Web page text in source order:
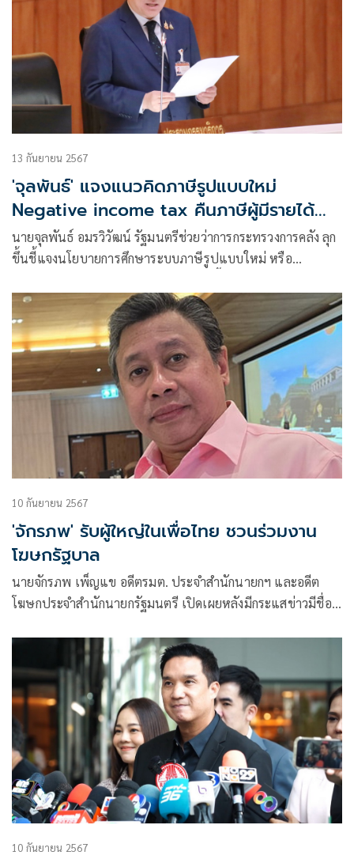
13 กันยายน 2567
'จุลพันธ์' แจงแนวคิดภาษีรูปแบบใหม่
Negative income tax คืนภาษีผู้มีรายได้
น้อย
นายจุลพันธ์ อมรวิวัฒน์ รัฐมนตรีช่วยว่าการกระทรวงการคลัง ลุก
ขึ้นชี้แจงนโยบายการศึกษาระบบภาษีรูปแบบใหม่ หรือ
นำมาบรรจุในแนวนโยบายแห่งรัฐ
10 กันยายน 2567
'จักรภพ' รับผู้ใหญ่ในเพื่อไทย ชวนร่วมงาน
โฆษกรัฐบาล
นายจักรภพ เพ็ญแข อดีตรมต. ประจำสำนักนายกฯ และอดีต
โฆษกประจำสำนักนายกรัฐมนตรี เปิดเผยหลังมีกระแสข่าวมีชื่อ
สัปดาห์ที่ผ่านมาได้มีผู้ใหญ่ของพรรคเพื่อไทยติดต่อมาพร้อมถาม
ว่า
10 กันยายน 2567